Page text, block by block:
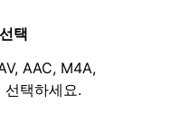
택
AAC, M4A,
택하세요.